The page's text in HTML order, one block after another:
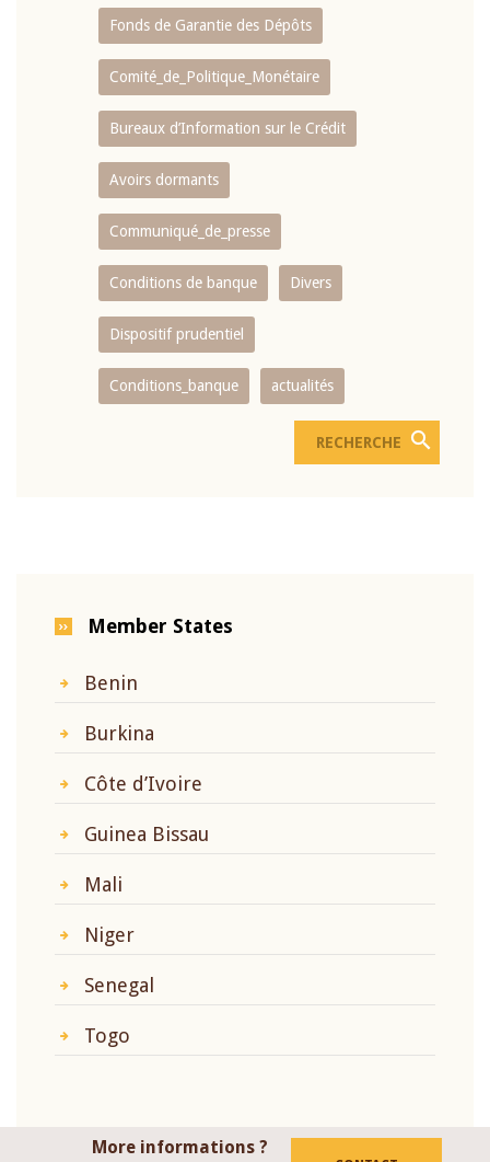
Fonds de Garantie des Dépôts
Comité_de_Politique_Monétaire
Bureaux d’Information sur le Crédit
Avoirs dormants
Communiqué_de_presse
Conditions de banque Divers
Dispositif prudentiel
Conditions_banque actualités
Member States
Benin
Burkina
Côte d’Ivoire
Guinea Bissau
Mali
Niger
Senegal
Togo
More informations ?